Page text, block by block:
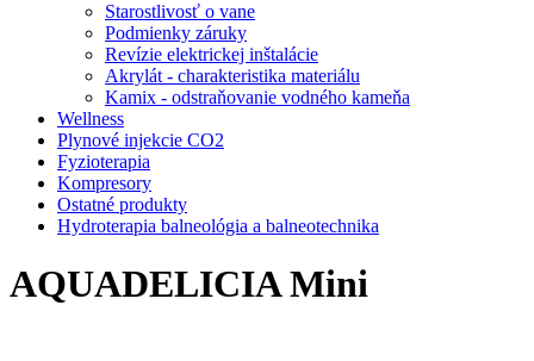
Starostlivosť o vane
Podmienky záruky
Revízie elektrickej inštalácie
Akrylát - charakteristika materiálu
Kamix - odstraňovanie vodného kameňa
Wellness
Plynové injekcie CO2
Fyzioterapia
Kompresory
Ostatné produkty
Hydroterapia balneológia a balneotechnika
AQUADELICIA Mini